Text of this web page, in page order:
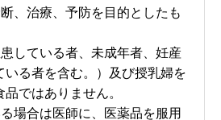
、治療、予防を目的としたも
している者、未成年者、妊産
いる者を含む。）及び授乳婦を
ではありません。
場合は医師に、医薬品を服用